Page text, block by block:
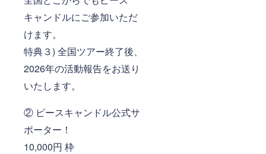
キャンドルにご参加いただ
けます。
特典３) 全国ツアー終了後、
2026年の活動報告をお送り
いたします。
② ピースキャンドル公式サ
ポーター！
10,000円 枠